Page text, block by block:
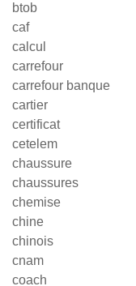
btob
caf
calcul
carrefour
carrefour banque
cartier
certificat
cetelem
chaussure
chaussures
chemise
chine
chinois
cnam
coach